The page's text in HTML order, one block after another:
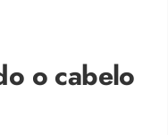
o cabelo